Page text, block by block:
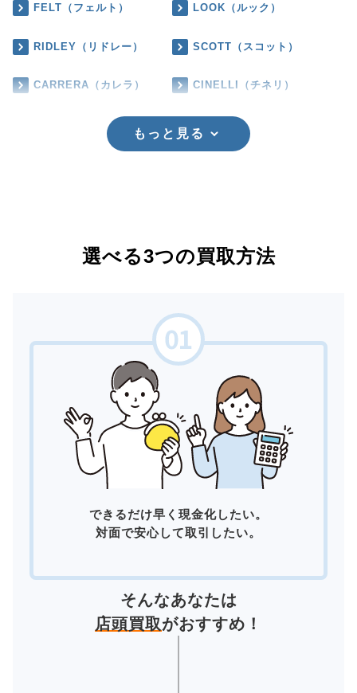
FELT（フェルト） LOOK（ルック）
RIDLEY（リドレー） SCOTT（スコット）
CARRERA（カレラ） CINELLI（チネリ）
もっと見る
選べる3つの買取方法
できるだけ早く現金化したい。
対面で安心して取引したい。
そんなあなたは
店頭買取がおすすめ！